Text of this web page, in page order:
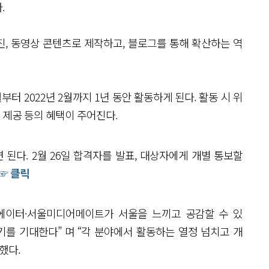
.
동영상 콘텐츠로 제작하고, 블로그를 통해 확산하는 역
터 2022년 2월까지 1년 동안 활동하게 된다. 활동 시 위
공 등의 혜택이 주어진다.
다. 2월 26일 합격자를 발표, 대상자에게 개별 통보할
클릭
터·서울미디어메이트가 서울을 느끼고 공감할 수 있
기대한다” 며 “각 분야에서 활동하는 열정 넘치고 개
다.